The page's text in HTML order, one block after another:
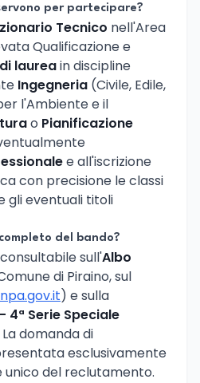
per partecipare?
Tecnico nell'Area
Qualificazione e
laureain discipline
Ingegneria (Civile, Edile,
l'Ambiente e il
o Pianificazione
e all'iscrizione
con precisione le classi
gli eventuali titoli
del bando?
sull'Albo
di Piraino, sul
) e sulla
4ª Serie Speciale
La domanda di
esclusivamente
del reclutamento.